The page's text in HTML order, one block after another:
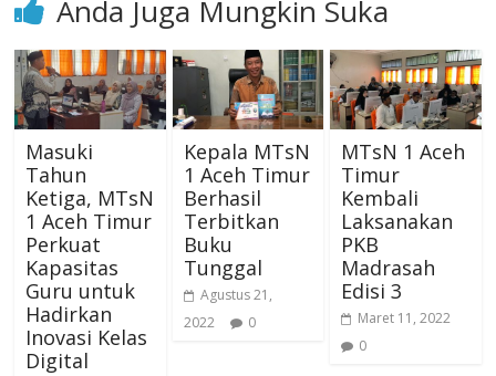
Anda Juga Mungkin Suka
Masuki
Tahun
Ketiga, MTsN
1 Aceh Timur
Perkuat
Kapasitas
Guru untuk
Hadirkan
Inovasi Kelas
Digital
Kepala MTsN
1 Aceh Timur
Berhasil
Terbitkan
Buku
Tunggal
Agustus 21,
2022
0
MTsN 1 Aceh
Timur
Kembali
Laksanakan
PKB
Madrasah
Edisi 3
Maret 11, 2022
0